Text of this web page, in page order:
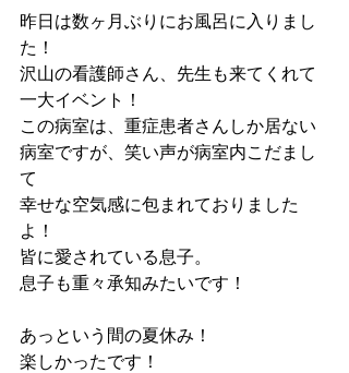
昨日は数ヶ月ぶりにお風呂に入りまし
た！
沢山の看護師さん、先生も来てくれて
一大イベント！
この病室は、重症患者さんしか居ない
病室ですが、笑い声が病室内こだまし
て
幸せな空気感に包まれておりました
よ！
皆に愛されている息子。
息子も重々承知みたいです！
あっという間の夏休み！
楽しかったです！